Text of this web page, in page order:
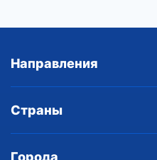
Направления
Страны
Города